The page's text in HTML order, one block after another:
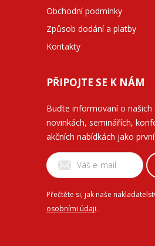
Obchodní podmínky
Způsob dodání a platby
Kontakty
PŘIPOJTE SE K NÁM
Buďte informovaní o našich
novinkách, seminářích,
akčních nabídkách jako první!
Přečtěte si, jak naše
osobními údaji.